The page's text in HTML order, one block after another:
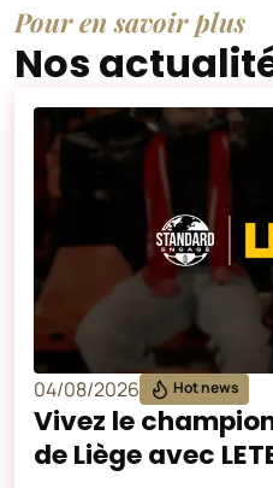
Pour en savoir plus
Nos
04/08/2026 Hot news
Vivez le
de Liège avec